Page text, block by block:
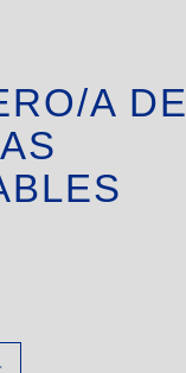
A DE